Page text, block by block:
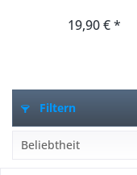
19,90 € *
Filtern